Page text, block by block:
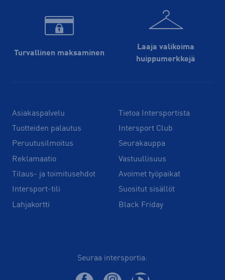
Turvallinen maksaminen
Laaja valikoima
huippu­merkkejä
Asiakaspalvelu
Tuotteiden palautus
Peruutusilmoitus
Reklamaatio
Tilaus- ja toimitusehdot
Intersport-tili
Lahjakortti
Tietoa Intersportista
Intersport Club
Seurakauppa
Vastuullisuus
Avoimet työpaikat
Suositut sisällöt
Black Friday
Seuraa intersportia: